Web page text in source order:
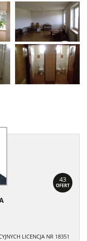
43
OFERT
LICENCJA NR 18351